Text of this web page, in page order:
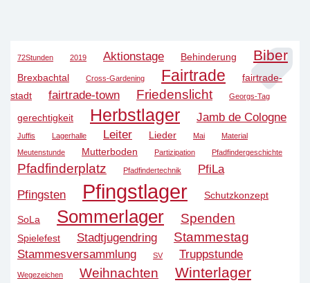
72Stunden 2019 Aktionstage Behinderung Biber
Brexbachtal Cross-Gardening Fairtrade
fairtrade-
stadt
fairtrade-town Friedenslicht Georgs-Tag
gerechtigkeit Herbstlager Jamb de Cologne
Juffis Lagerhalle Leiter Lieder Mai
Material
Meutenstunde
Mutterboden Partizipation Pfadfindergeschichte
Pfadfinderplatz Pfadfindertechnik
PfiLa
Pfingsten
Pfingstlager Schutzkonzept
SoLa Sommerlager Spenden
Spielefest Stadtjugendring Stammestag
Stammesversammlung SV Truppstunde
Wegezeichen Weihnachten
Winterlager